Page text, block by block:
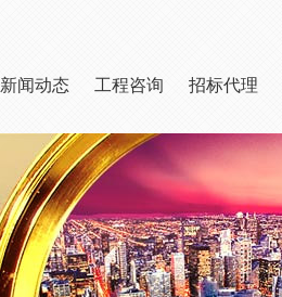
新闻动态 工程咨询 招标代理